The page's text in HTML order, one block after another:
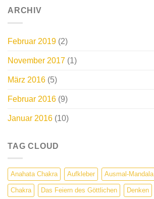
ARCHIV
Februar 2019 (2)
November 2017 (1)
März 2016 (5)
Februar 2016 (9)
Januar 2016 (10)
TAG CLOUD
Anahata Chakra Aufkleber Ausmal-Mandala
Chakra Das Feiern des Göttlichen Denken